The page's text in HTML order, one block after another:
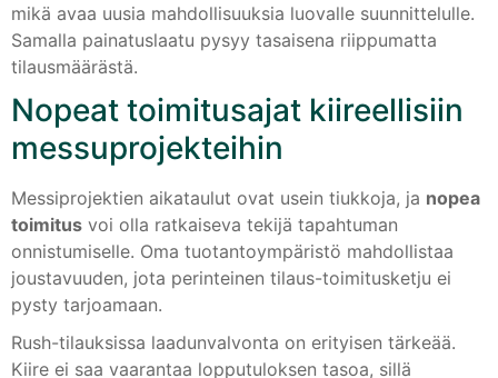
mikä avaa uusia mahdollisuuksia luovalle suunnittelulle.
Samalla painatuslaatu pysyy tasaisena riippumatta
tilausmäärästä.
Nopeat toimitusajat kiireellisiin
messuprojekteihin
Messiprojektien aikataulut ovat usein tiukkoja, ja nopea
toimitus voi olla ratkaiseva tekijä tapahtuman
onnistumiselle. Oma tuotantoympäristö mahdollistaa
joustavuuden, jota perinteinen tilaus-toimitusketju ei
pysty tarjoamaan.
Rush-tilauksissa laadunvalvonta on erityisen tärkeää.
Kiire ei saa vaarantaa lopputuloksen tasoa, sillä